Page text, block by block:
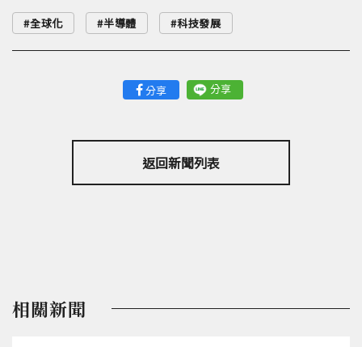
全球化 半導體 科技發展
分享 分享
返回新聞列表
相關新聞